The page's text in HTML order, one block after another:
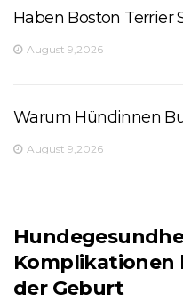
Haben Boston Terrier
August 9,2026
Warum Hündinnen
August 9,2026
Komplikationen
der Geburt